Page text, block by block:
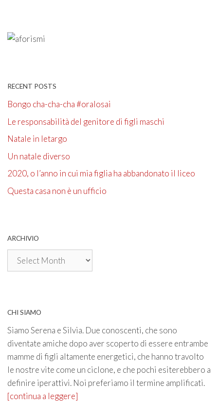
RECENT POSTS
Bongo cha-cha-cha #oralosai
Le responsabilità del genitore di figli maschi
Natale in letargo
Un natale diverso
2020, o l’anno in cui mia figlia ha abbandonato il liceo
Questa casa non è un ufficio
ARCHIVIO
Archivio
CHI SIAMO
Siamo Serena e Silvia. Due conoscenti, che sono
diventate amiche dopo aver scoperto di essere entrambe
mamme di figli altamente energetici, che hanno travolto
le nostre vite come un ciclone, e che pochi esiterebbero a
definire iperattivi. Noi preferiamo il termine amplificati.
[continua a leggere]